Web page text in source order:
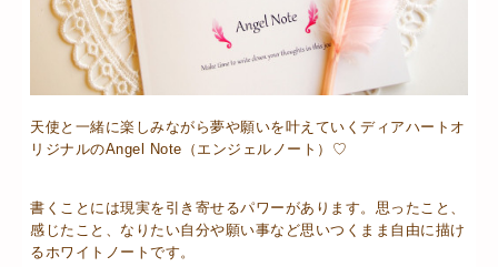
天使と一緒に楽しみながら夢や願いを叶えていくディアハートオ
リジナルのAngel Note（エンジェルノート）♡
書くことには現実を引き寄せるパワーがあります。思ったこと、
感じたこと、なりたい自分や願い事など思いつくまま自由に描け
るホワイトノートです。